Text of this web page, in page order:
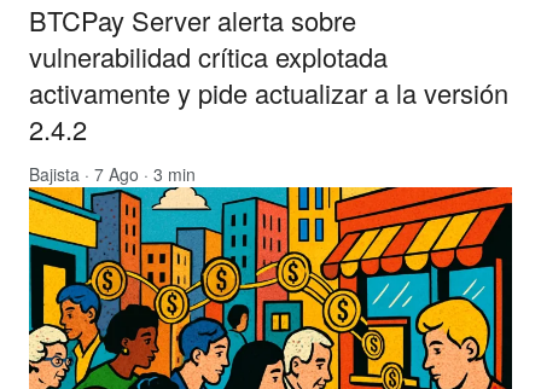
BTCPay Server alerta sobre
vulnerabilidad crítica explotada
activamente y pide actualizar a la versión
2.4.2
Bajista · 7 Ago · 3 min